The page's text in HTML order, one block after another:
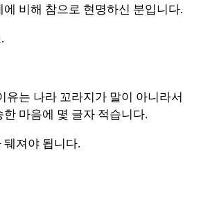
비해 참으로 현명하신 분입니다.
유는 나라 꼬라지가 말이 아니라서
마음에 몇 글자 적습니다.
뒈져야 됩니다.